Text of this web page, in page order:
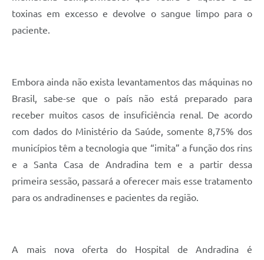
toxinas em excesso e devolve o sangue limpo para o
paciente.
Embora ainda não exista levantamentos das máquinas no
Brasil, sabe-se que o país não está preparado para
receber muitos casos de insuficiência renal. De acordo
com dados do Ministério da Saúde, somente 8,75% dos
municípios têm a tecnologia que “imita” a função dos rins
e a Santa Casa de Andradina tem e a partir dessa
primeira sessão, passará a oferecer mais esse tratamento
para os andradinenses e pacientes da região.
A mais nova oferta do Hospital de Andradina é